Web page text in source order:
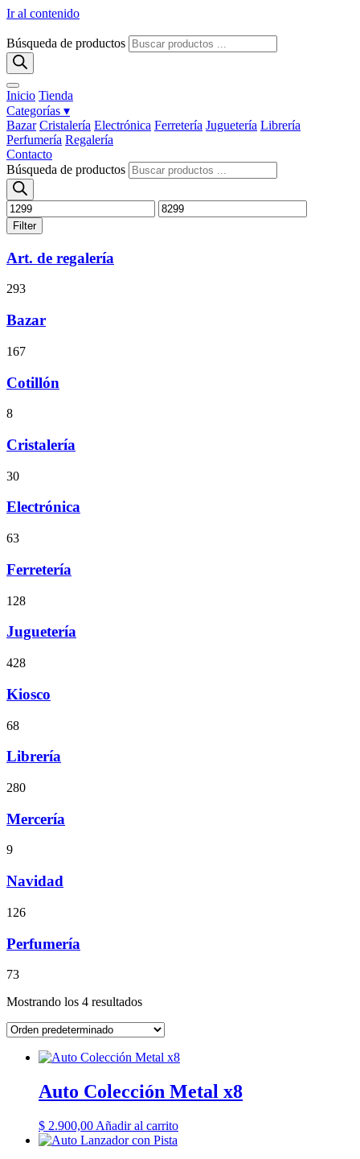
Ir al contenido
Búsqueda de productos
Inicio Tienda
Categorías ▾
Bazar Cristalería Electrónica Ferretería Juguetería Librería
Perfumería Regalería
Contacto
Búsqueda de productos
Filter
Art. de regalería
293
Bazar
167
Cotillón
8
Cristalería
30
Electrónica
63
Ferretería
128
Juguetería
428
Kiosco
68
Librería
280
Mercería
9
Navidad
126
Perfumería
73
Mostrando los 4 resultados
Auto Colección Metal x8
$ 2.900,00 Añadir al carrito